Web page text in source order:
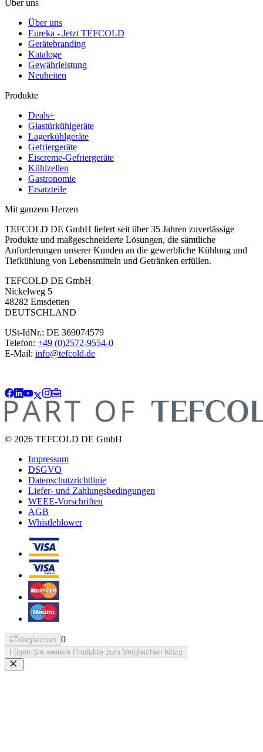
Über uns
Über uns
Eureka - Jetzt TEFCOLD
Gerätebranding
Kataloge
Gewährleistung
Neuheiten
Produkte
Deals+
Glastürkühlgeräte
Lagerkühlgeräte
Gefriergeräte
Eiscreme-Gefriergeräte
Kühlzellen
Gastronomie
Ersatzteile
Mit ganzem Herzen
TEFCOLD DE GmbH liefert seit über 35 Jahren zuverlässige
Produkte und maßgeschneiderte Lösungen, die sämtliche
Anforderungen unserer Kunden an die gewerbliche Kühlung und
Tiefkühlung von Lebensmitteln und Getränken erfüllen.
TEFCOLD DE GmbH
Nickelweg 5
48282 Emsdetten
DEUTSCHLAND
USt-IdNr.: DE 369074579
Telefon: +49 (0)2572-9554-0
E-Mail: info@tefcold.de
© 2026 TEFCOLD DE GmbH
Impressum
DSGVO
Datenschutzrichtlinie
Liefer- und Zahlungsbedingungen
WEEE-Vorschriften
AGB
Whistleblower
Vergleichen 0
Fügen Sie weitere Produkte zum Vergleichen hinzu